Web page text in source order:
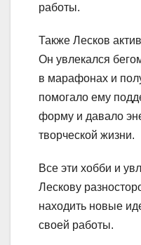
работы.
Также Лесков
Он увлекался
в марафонах и
помогало ему
форму и давало
творческой жизни.
Все эти хобби и
Лескову
находить новые
своей работы.